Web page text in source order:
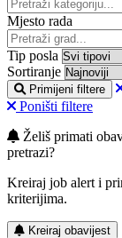
Mjesto rada
Tip posla
Sortiranje
Primijeni filtere
Poništi filtere
Želiš primati
pretrazi?
Kreiraj job alert i
kriterijima.
Kreiraj obavijest